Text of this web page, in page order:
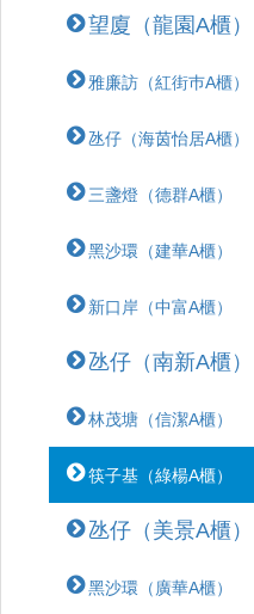
望廈（龍園A櫃）
雅廉訪（紅街巿A櫃）
氹仔（海茵怡居A櫃）
三盞燈（德群A櫃）
黑沙環（建華A櫃）
新口岸（中富A櫃）
氹仔（南新A櫃）
林茂塘（信潔A櫃）
筷子基（綠楊A櫃）
氹仔（美景A櫃）
黑沙環（廣華A櫃）